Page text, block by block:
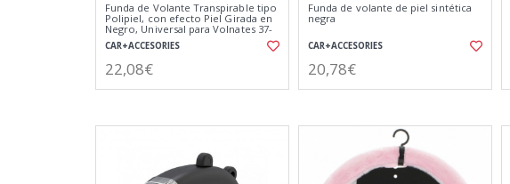
Funda de Volante Transpirable tipo
Polipiel, con efecto Piel Girada en
Negro, Universal para Volnates 37-
39cm diametro
CAR+ACCESORIES
22,08€
Funda de volante de piel sintética
negra
CAR+ACCESORIES
20,78€